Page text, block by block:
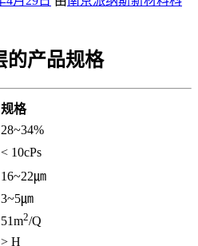
的产品规格
规格
28~34%
< 10cPs
16~22㎛
3~5㎛
51m2/Q
> H